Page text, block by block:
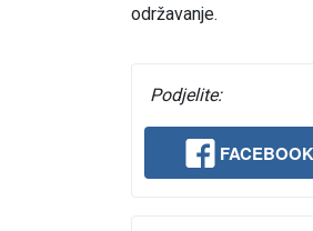
održavanje.
Podjelite:
FACEBOOK